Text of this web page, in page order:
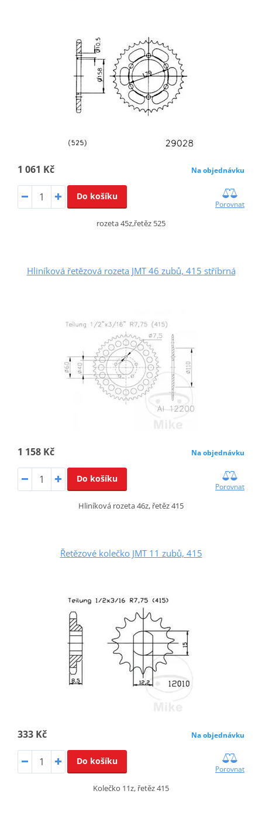
1 061 Kč Na objednávku
Do košíku
Porovnat
rozeta 45z,řetěz 525
Hliníková řetězová rozeta JMT 46 zubů, 415 stříbrná
1 158 Kč Na objednávku
Do košíku
Porovnat
Hliníková rozeta 46z, řetěz 415
Řetězové kolečko JMT 11 zubů, 415
333 Kč Na objednávku
Do košíku
Porovnat
Kolečko 11z, řetěz 415